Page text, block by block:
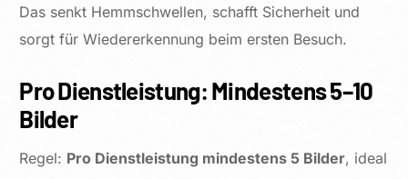
Das senkt Hemmschwellen, schafft Sicherheit und
sorgt für Wiedererkennung beim ersten Besuch.
Pro Dienstleistung: Mindestens 5–10
Bilder
Regel: Pro Dienstleistung mindestens 5 Bilder, ideal